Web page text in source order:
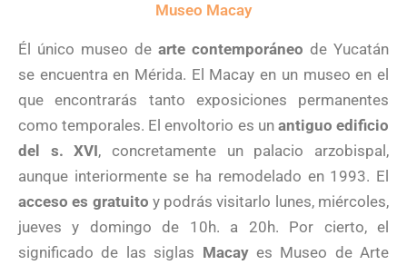
Museo Macay
Él único museo de arte contemporáneo de Yucatán
se encuentra en Mérida. El Macay en un museo en el
que encontrarás tanto exposiciones permanentes
como temporales. El envoltorio es un antiguo edificio
del s. XVI, concretamente un palacio arzobispal,
aunque interiormente se ha remodelado en 1993. El
acceso es gratuito y podrás visitarlo lunes, miércoles,
jueves y domingo de 10h. a 20h. Por cierto, el
significado de las siglas Macayes Museo de Arte